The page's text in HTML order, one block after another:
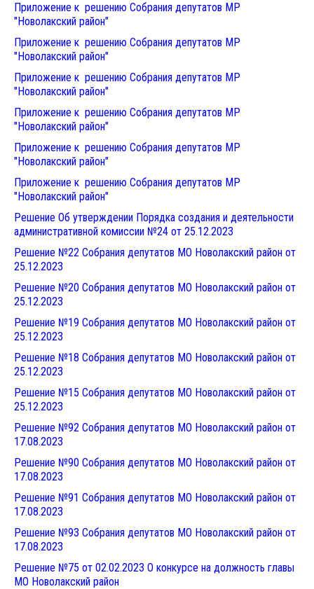
Приложение к решению Собрания депутатов МР
"Новолакский район"
Приложение к решению Собрания депутатов МР
"Новолакский район"
Приложение к решению Собрания депутатов МР
"Новолакский район"
Приложение к решению Собрания депутатов МР
"Новолакский район"
Приложение к решению Собрания депутатов МР
"Новолакский район"
Приложение к решению Собрания депутатов МР
"Новолакский район"
Решение Об утверждении Порядка создания и деятельности
административной комиссии №24 от 25.12.2023
Решение №22 Собрания депутатов МО Новолакский район от
25.12.2023
Решение №20 Собрания депутатов МО Новолакский район от
25.12.2023
Решение №19 Собрания депутатов МО Новолакский район от
25.12.2023
Решение №18 Собрания депутатов МО Новолакский район от
25.12.2023
Решение №15 Собрания депутатов МО Новолакский район от
25.12.2023
Решение №92 Собрания депутатов МО Новолакский район от
17.08.2023
Решение №90 Собрания депутатов МО Новолакский район от
17.08.2023
Решение №91 Собрания депутатов МО Новолакский район от
17.08.2023
Решение №93 Собрания депутатов МО Новолакский район от
17.08.2023
Решение №75 от 02.02.2023 О конкурсе на должность главы
МО Новолакский район